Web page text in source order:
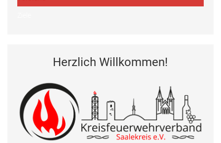
Herzlich Willkommen!